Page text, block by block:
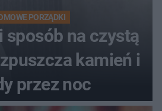
PORZĄDKI
sposób na czystą
kamień i
przez noc